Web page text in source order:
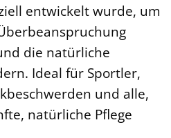
entwickelt wurde, um
die natürliche
Ideal für Sportler,
und alle,
natürliche Pflege